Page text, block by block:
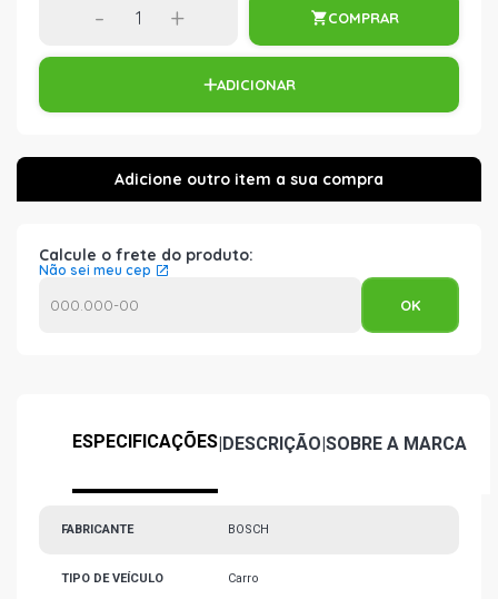
- + COMPRAR
ADICIONAR
Calcule o frete do produto:
Não sei meu cep
ESPECIFICAÇÕES|DESCRIÇÃO|SOBRE A MARCA
FABRICANTE BOSCH
TIPO DE VEÍCULO Carro